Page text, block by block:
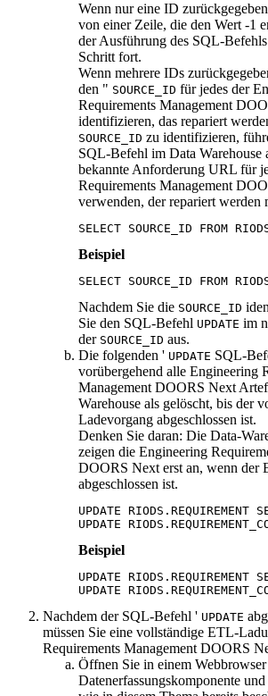
Wenn nur eine ID
von einer Zeile, die den Wert -1
der Ausführung des SQL-Befehls
Schritt fort.
Wenn mehrere IDs
den " SOURCE_ID für jedes der
Requirements Management
identifizieren, das repariert
SOURCE_ID zu identifizieren,
SQL-Befehl im Data Warehouse
bekannte Anforderung URL für
Requirements Management
verwenden, der repariert werden
SELECT SOURCE_ID FROM
Beispiel
SELECT SOURCE_ID FROM
Nachdem Sie die SOURCE_ID
Sie den SQL-Befehl UPDATE im
der SOURCE_ID aus.
Die folgenden ' UPDATE SQL-
vorübergehend alle Engineering
Management DOORS Next
Warehouse als gelöscht, bis der
Ladevorgang abgeschlossen ist.
Denken Sie daran: Die Data-
zeigen die Engineering
DOORS Next erst an, wenn der
abgeschlossen ist.
UPDATE RIODS.REQUIREMENT
UPDATE
Beispiel
UPDATE RIODS.REQUIREMENT
UPDATE
Nachdem der SQL-Befehl ' UPDATE
müssen Sie eine vollständige ETL-
Requirements Management DOORS
Öffnen Sie in einem
Datenerfassungskomponente und